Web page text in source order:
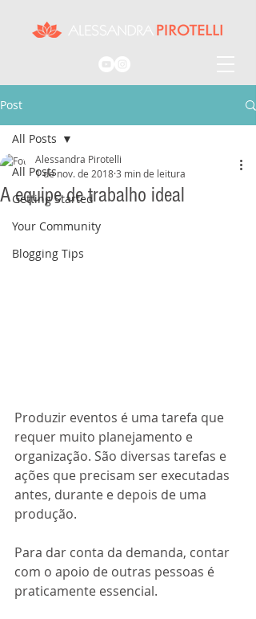
Post
All Posts
Getting Started
Your Community
Blogging Tips
All Posts
A equipe de trabalho ideal
Alessandra Pirotelli
1 de nov. de 20183 min de leitura
Produzir eventos é uma tarefa que
requer muito planejamento e
organização. São diversas tarefas e
ações que precisam ser executadas
antes, durante e depois de uma
produção.
Para dar conta da demanda, contar
com o apoio de outras pessoas é
praticamente essencial.